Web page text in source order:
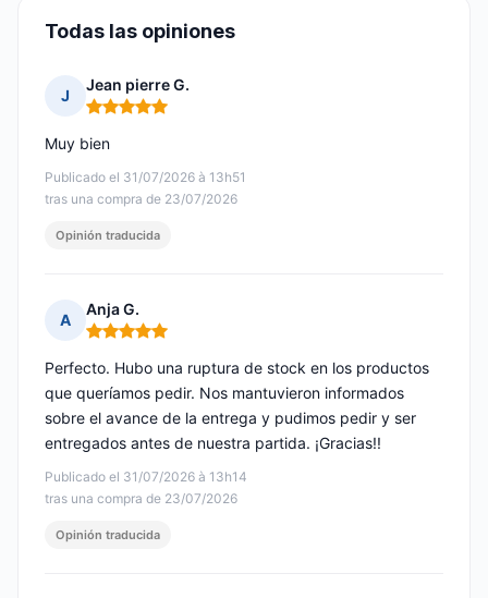
Todas las opiniones
J
Jean pierre G.
Nota: 5 de 5
Publicado el 31/07/2026 à 13h51
tras una compra de 23/07/2026
Muy bien
Opinión traducida
A
Anja G.
Nota: 5 de 5
Publicado el 31/07/2026 à 13h14
tras una compra de 23/07/2026
Perfecto. Hubo una ruptura de stock en los productos
que queríamos pedir. Nos mantuvieron informados
sobre el avance de la entrega y pudimos pedir y ser
entregados antes de nuestra partida. ¡Gracias!!
Opinión traducida